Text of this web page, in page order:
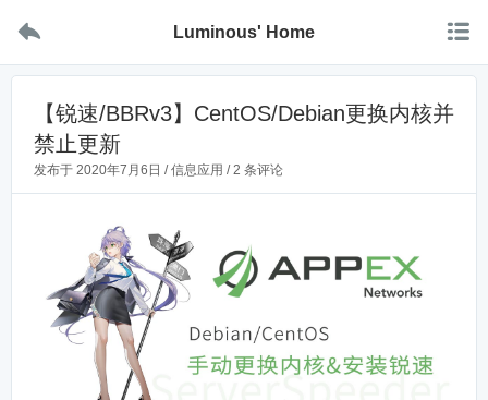
 Luminous' Home 
【锐速/BBRv3】CentOS/Debian更换内核并
禁止更新
发布于 2020年7月6日 /信息应用 /2 条评论